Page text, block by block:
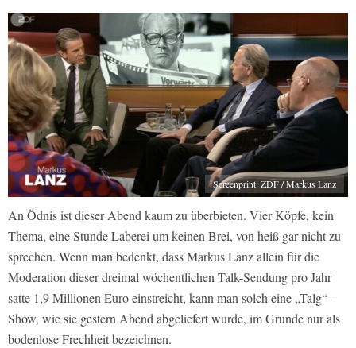
Screenprint: ZDF / Markus Lanz
An Ödnis ist dieser Abend kaum zu überbieten. Vier Köpfe, kein
Thema, eine Stunde Laberei um keinen Brei, von heiß gar nicht zu
sprechen. Wenn man bedenkt, dass Markus Lanz allein für die
Moderation dieser dreimal wöchentlichen Talk-Sendung pro Jahr
satte 1,9 Millionen Euro einstreicht, kann man solch eine „Talg“-
Show, wie sie gestern Abend abgeliefert wurde, im Grunde nur als
bodenlose Frechheit bezeichnen.